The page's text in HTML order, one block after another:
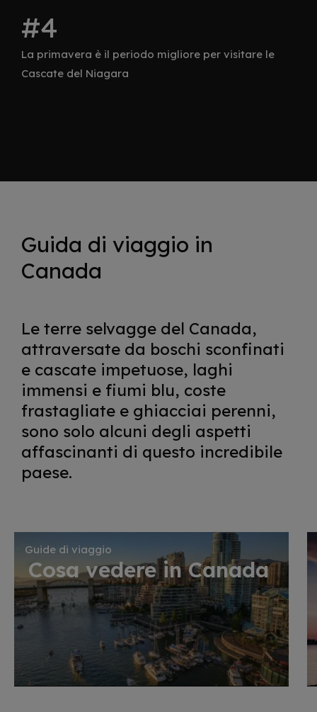
La primavera è il periodo migliore per visitare le
Cascate del Niagara
Guida di viaggio in
Canada
Le terre selvagge del Canada,
attraversate da boschi sconfinati
e cascate impetuose, laghi
immensi e fiumi blu, coste
frastagliate e ghiacciai perenni,
sono solo alcuni degli aspetti
affascinanti di questo incredibile
paese.
Guide di viaggio
Cosa vedere in Canada